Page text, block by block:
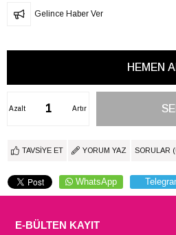
Gelince Haber Ver
Artır
Azalt
TAVSIYE ET YORUM YAZ SORULAR
WhatsApp
E-BÜLTEN KAYIT